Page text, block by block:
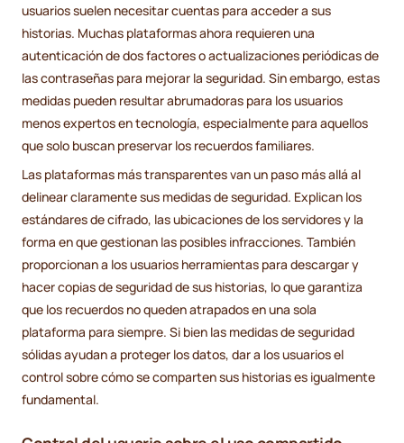
usuarios suelen necesitar cuentas para acceder a sus
historias. Muchas plataformas ahora requieren una
autenticación de dos factores o actualizaciones periódicas de
las contraseñas para mejorar la seguridad. Sin embargo, estas
medidas pueden resultar abrumadoras para los usuarios
menos expertos en tecnología, especialmente para aquellos
que solo buscan preservar los recuerdos familiares.
Las plataformas más transparentes van un paso más allá al
delinear claramente sus medidas de seguridad. Explican los
estándares de cifrado, las ubicaciones de los servidores y la
forma en que gestionan las posibles infracciones. También
proporcionan a los usuarios herramientas para descargar y
hacer copias de seguridad de sus historias, lo que garantiza
que los recuerdos no queden atrapados en una sola
plataforma para siempre. Si bien las medidas de seguridad
sólidas ayudan a proteger los datos, dar a los usuarios el
control sobre cómo se comparten sus historias es igualmente
fundamental.